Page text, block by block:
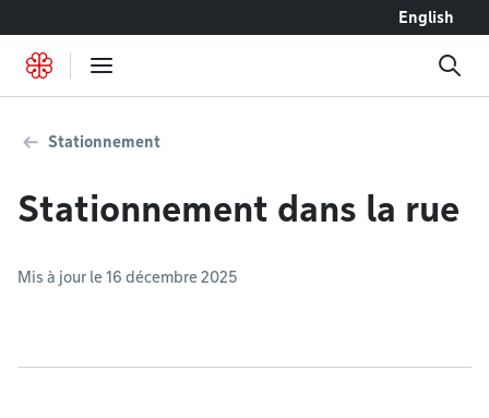
English
Stationnement
Stationnement dans la rue
Mis à jour le 16 décembre 2025